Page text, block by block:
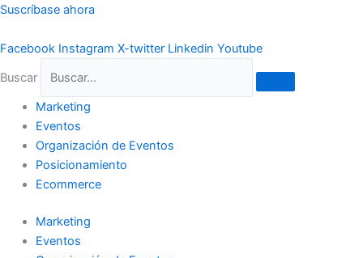
Ir
contenido
Suscríbase ahora
Facebook Instagram X-twitter Linkedin Youtube
Buscar
Marketing
Eventos
Organización de Eventos
Posicionamiento
Ecommerce
Marketing
Eventos